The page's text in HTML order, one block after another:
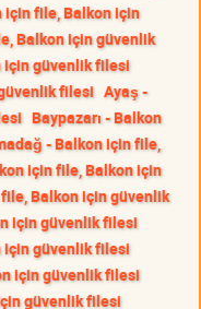
için file, Balkon için
Balkon için güvenlik
için güvenlik filesi
filesi Ayaş -
Baypazarı - Balkon
- Balkon için file,
için file, Balkon için
Balkon için güvenlik
için güvenlik filesi
için güvenlik filesi
için güvenlik filesi
güvenlik filesi